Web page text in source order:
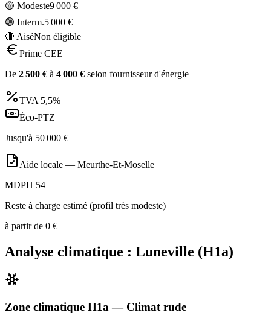
🟡 Modeste9 000 €
🟣 Interm.5 000 €
🔴 AiséNon éligible
Prime CEE
De 2 500 € à 4 000 € selon fournisseur d'énergie
TVA 5,5%
Éco-PTZ
Jusqu'à 50 000 €
Aide locale — Meurthe-Et-Moselle
MDPH 54
Reste à charge estimé (profil très modeste)
à partir de 0 €
Analyse climatique : Luneville (H1a)
Zone climatique H1a — Climat rude